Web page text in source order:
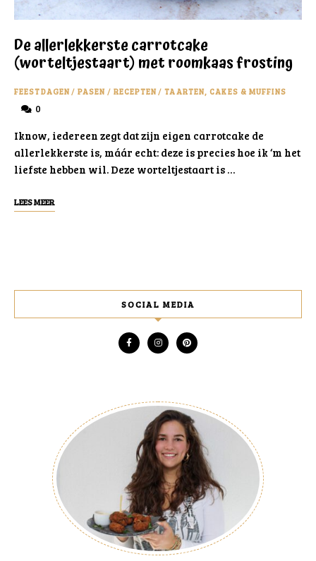
De allerlekkerste carrotcake
(worteltjestaart) met roomkaas frosting
FEESTDAGEN/ PASEN / RECEPTEN/ TAARTEN, CAKES & MUFFINS
0
Iknow, iedereen zegt dat zijn eigen carrotcake de
allerlekkerste is, máár echt: deze is precies hoe ik ‘m het
liefste hebben wil. Deze worteltjestaart is …
LEES MEER
SOCIAL MEDIA